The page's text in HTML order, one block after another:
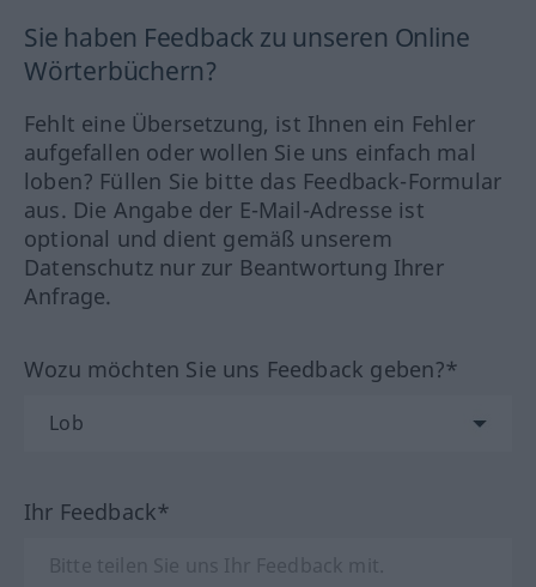
Sie haben Feedback zu unseren Online
Wörterbüchern?
Fehlt eine Übersetzung, ist Ihnen ein Fehler
aufgefallen oder wollen Sie uns einfach mal
loben? Füllen Sie bitte das Feedback-Formular
aus. Die Angabe der E-Mail-Adresse ist
optional und dient gemäß unserem
Datenschutz nur zur Beantwortung Ihrer
Anfrage.
Wozu möchten Sie uns Feedback geben?*
Ihr Feedback*